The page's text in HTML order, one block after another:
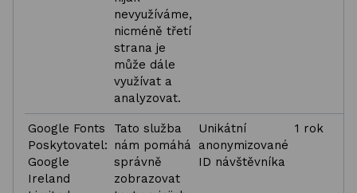
nevyužíváme,
nicméně třetí
strana je
může dále
využívat a
analyzovat.
Google Fonts
Poskytovatel:
Google
Ireland
Tato služba
nám pomáhá
správně
zobrazovat
Unikátní
anonymizované
ID návštěvníka
1 rok